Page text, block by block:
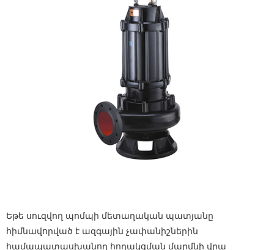
Եթե ​​սուզվող պոմպի մետաղական պատյանը
հիմնավորված է ազգային չափանիշներին
համապատասխանող հողակցման մարմնի վրա